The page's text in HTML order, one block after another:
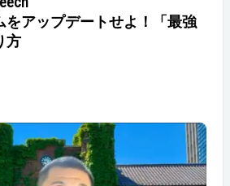
をアップデートせよ！「最強
方